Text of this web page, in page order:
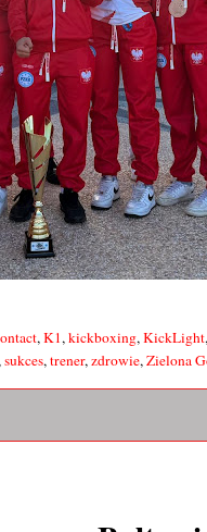
,K1,kickboxing,KickLight,
sukces,trener,zdrowie,Zielona